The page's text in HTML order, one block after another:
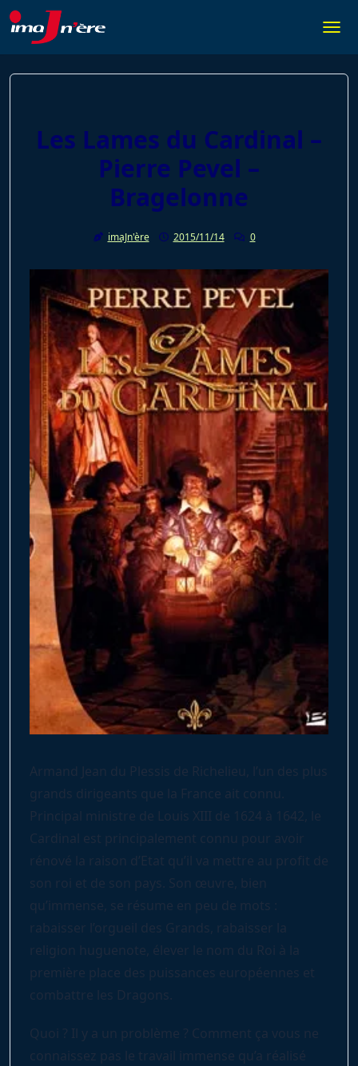
Skip
to
content
Les Lames du Cardinal –
Pierre Pevel –
Bragelonne
imaJn'ère 2015/11/14 0
Armand Jean du Plessis de Richelieu, l’un des plus
grands dirigeants que la France ait connu.
Principal ministre de Louis XIII de 1624 à 1642, le
Cardinal est principalement connu pour avoir
rénové la raison d’Etat qu’il va mettre au profit de
son roi et de son pays. Son œuvre, bien
qu’immense, se résume en peu de mots :
rabaisser l’orgueil des Grands, rabaisser la
religion huguenote, élever le nom du Roi à la
première place des puissances européennes et
combattre les Dragons.
Quoi ? Il y a un problème ? Comment ça vous ne
connaissez pas le travail immense qu’a réalisé